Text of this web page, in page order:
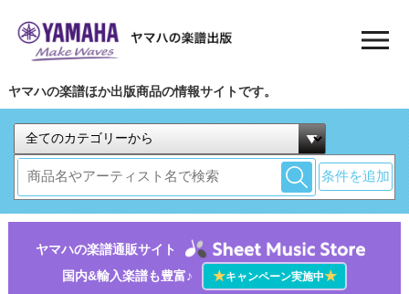
ヤマハの楽譜ほか出版商品の情報サイトです。
条件を追加
ヤマハの楽譜通販サイト
国内&輸入楽譜も豊富♪
★キャンペーン実施中★